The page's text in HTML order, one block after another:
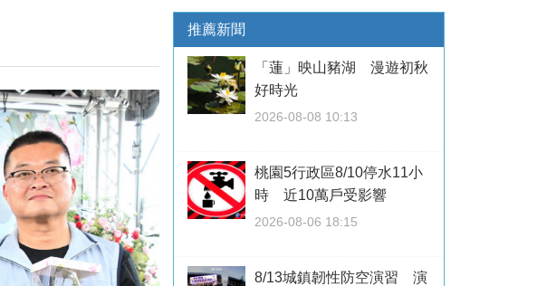
推薦新聞
「蓮」映山豬湖 漫遊初秋
好時光
2026-08-08 10:13
桃園5行政區8/10停水11小
時 近10萬戶受影響
2026-08-06 18:15
8/13城鎮韌性防空演習 演